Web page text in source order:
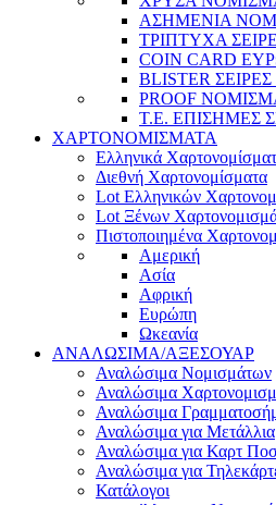
ΑΣΗΜΕΝΙΑ
ΤΡΙΠΤΥΧΑ
COIN CARD
BLISTER
PROOF
Τ.Ε. ΕΠΙΣΗΜΕΣ
ΧΑΡΤΟΝΟΜΙΣΜΑΤΑ
Eλληνικά
Διεθνή Χαρτονομίσματα
Lot Ελληνικών
Lot Ξένων
Πιστοποιημένα
Αμερική
Ασία
Αφρική
Ευρώπη
Ωκεανία
ΑΝΑΛΩΣΙΜΑ/ΑΞΕΣΟΥΑΡ
Αναλώσιμα Νομισμάτων
Αναλώσιμα
Αναλώσιμα
Αναλώσιμα για Μετάλλια
Αναλώσιμα για Καρτ
Αναλώσιμα για
Κατάλογοι